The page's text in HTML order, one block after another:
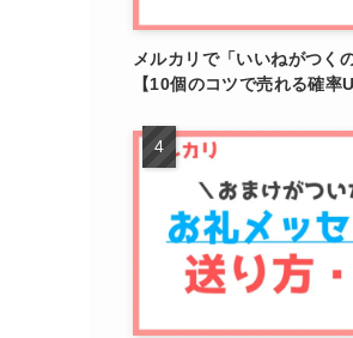
メルカリで「いいねがつく
【10個のコツで売れる確率